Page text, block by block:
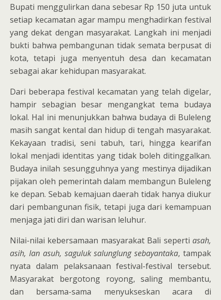
Bupati menggulirkan dana sebesar Rp 150 juta untuk
setiap kecamatan agar mampu menghadirkan festival
yang dekat dengan masyarakat. Langkah ini menjadi
bukti bahwa pembangunan tidak semata berpusat di
kota, tetapi juga menyentuh desa dan kecamatan
sebagai akar kehidupan masyarakat.
Dari beberapa festival kecamatan yang telah digelar,
hampir sebagian besar mengangkat tema budaya
lokal. Hal ini menunjukkan bahwa budaya di Buleleng
masih sangat kental dan hidup di tengah masyarakat.
Kekayaan tradisi, seni tabuh, tari, hingga kearifan
lokal menjadi identitas yang tidak boleh ditinggalkan.
Budaya inilah sesungguhnya yang mestinya dijadikan
pijakan oleh pemerintah dalam membangun Buleleng
ke depan. Sebab kemajuan daerah tidak hanya diukur
dari pembangunan fisik, tetapi juga dari kemampuan
menjaga jati diri dan warisan leluhur.
Nilai-nilai kebersamaan masyarakat Bali seperti asah,
asih, lan asuh, saguluk salunglung sebayantaka, tampak
nyata dalam pelaksanaan festival-festival tersebut.
Masyarakat bergotong royong, saling membantu,
dan bersama-sama menyukseskan acara di